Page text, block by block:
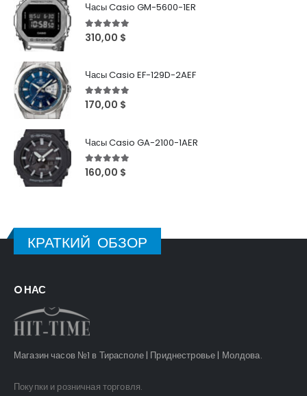
Часы Casio GM-5600-1ER
5out of 5
310,00 $
Часы Casio EF-129D-2AEF
5out of 5
170,00 $
Часы Casio GA-2100-1AER
5out of 5
160,00 $
КРАТКИЙ ОБЗОР
O НАС
Магазин часов №1 в Тирасполе | Приднестровье | Молдова.
Покупки и розничная торговля.